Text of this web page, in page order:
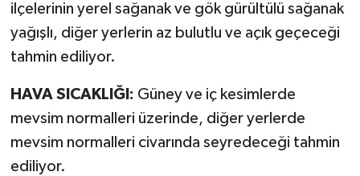
ilçelerinin yerel sağanak ve gök gürültülü sağanak
yağışlı, diğer yerlerin az bulutlu ve açık geçeceği
tahmin ediliyor.
HAVA SICAKLIĞI: Güney ve iç kesimlerde
mevsim normalleri üzerinde, diğer yerlerde
mevsim normalleri civarında seyredeceği tahmin
ediliyor.